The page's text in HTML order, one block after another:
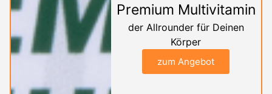
Premium Multivitamin
der Allrounder für Deinen
Körper
zum Angebot